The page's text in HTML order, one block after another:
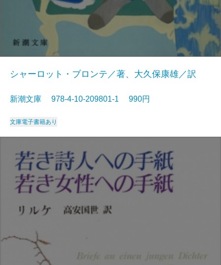
シャーロット・ブロンテ／著、大久保康雄／訳
新潮文庫 978-4-10-209801-1 990円
文庫電子書籍あり